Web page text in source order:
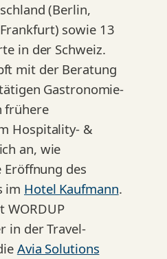
(Berlin,
sowie 13
in der Schweiz.
mit der Beratung
Gastronomie-
frühere
Hospitality- &
an, wie
Eröffnung des
im Hotel Kaufmann.
WORDUP
in der Travel-
Avia Solutions